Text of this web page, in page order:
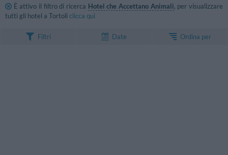
È attivo il filtro di ricerca Hotel che Accettano Animali, per visualizzare
tutti gli hotel a Tortolì clicca qui
Filtri Date Ordina per